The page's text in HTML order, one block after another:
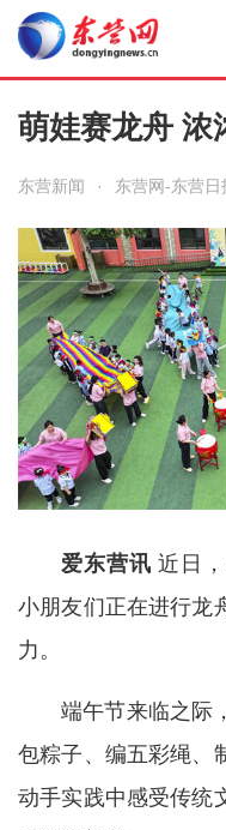
萌娃赛龙舟 浓
东营新闻 · 东营网-东营日
爱东营讯 近日
小朋友们正在进行龙
力。
端午节来临之际
包粽子、编五彩绳、
动手实践中感受传统